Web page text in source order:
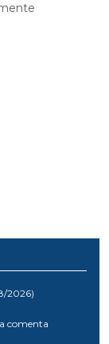
2026)
comenta